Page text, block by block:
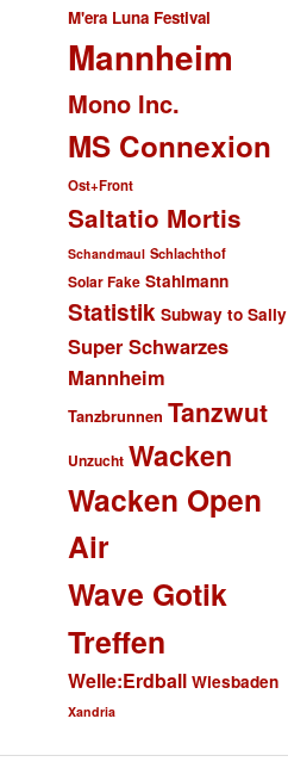
M'era Luna Festival
Mannheim
Mono Inc.
MS Connexion
Ost+Front
Saltatio Mortis
Schandmaul Schlachthof
Solar Fake Stahlmann
Statistik Subway to Sally
Super Schwarzes
Mannheim
Tanzbrunnen Tanzwut
Unzucht Wacken
Wacken Open
Air
Wave Gotik
Treffen
Welle:Erdball Wiesbaden
Xandria